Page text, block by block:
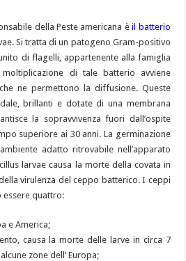
della Peste americana èil batterio
Si tratta di un patogeno Gram-positivo
di flagelli, appartenente alla famiglia
moltiplicazione di tale batterio avviene
che ne permettono la diffusione. Queste
brillanti e dotate di una membrana
la sopravvivenza fuori dall’ospite
superiore ai 30 anni. La germinazione
adatto ritrovabile nell’apparato
larvae causa la morte della covata in
virulenza del ceppo batterico. I ceppi
quattro:
e America;
causa la morte delle larve in circa 7
zone dell’ Europa;